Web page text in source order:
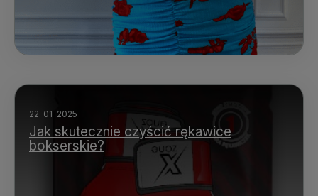
22-01-2025
Jak skutecznie czyścić rękawice
bokserskie?